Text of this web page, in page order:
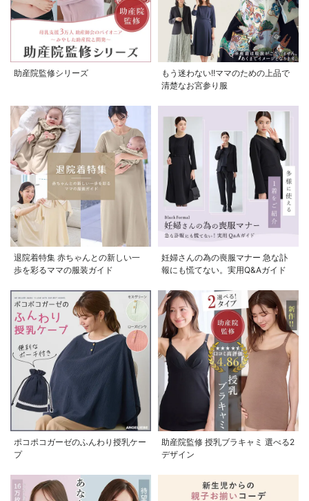
助産院監修シリーズ
もう迷わない!!ママのための上品で
清楚なお宮参り服
退院着特集 赤ちゃんとの新しい一
歩を彩るママの服装ガイド
妊婦さんの為の喪服マナー 急な訃
報にも慌てない。実用Q&Aガイド
ポコポコガーゼのふんわり授乳ケー
プ
助産院監修 授乳ブラキャミ 選べる2
デザイン